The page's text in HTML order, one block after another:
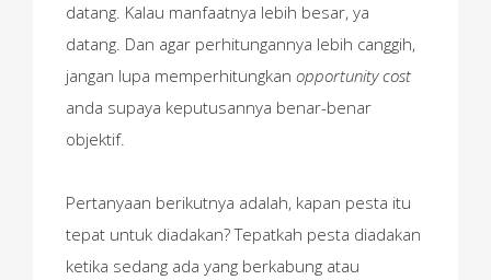
datang. Kalau manfaatnya lebih besar, ya
datang. Dan agar perhitungannya lebih canggih,
jangan lupa memperhitungkan opportunity cost
anda supaya keputusannya benar-benar
objektif.
Pertanyaan berikutnya adalah, kapan pesta itu
tepat untuk diadakan? Tepatkah pesta diadakan
ketika sedang ada yang berkabung atau